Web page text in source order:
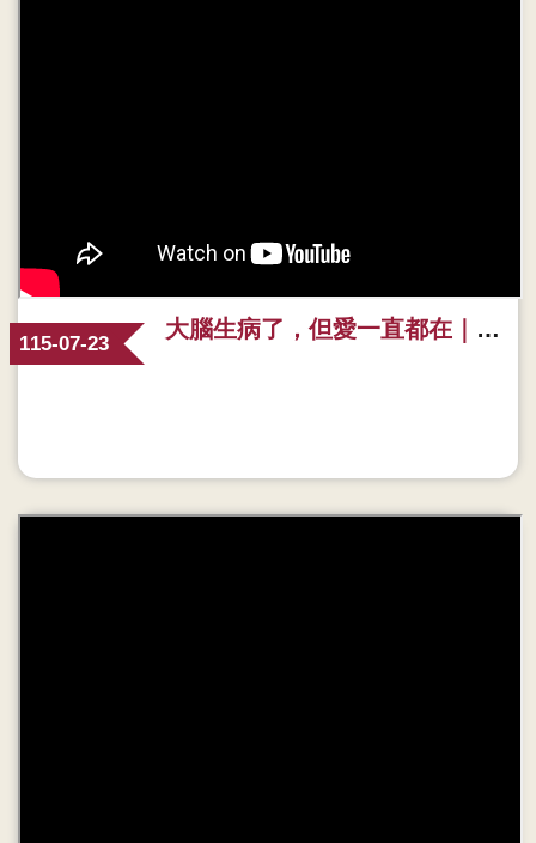
大腦生病了，但愛一直都在｜《失智症照護》溫馨宣導影片 🤍 善用1966，照護路上不孤單
115-07-23